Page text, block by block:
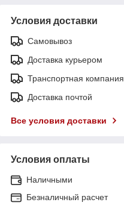
Условия доставки
Самовывоз
Доставка курьером
Транспортная компания
Доставка почтой
Все условия доставки
Условия оплаты
Наличными
Безналичный расчет